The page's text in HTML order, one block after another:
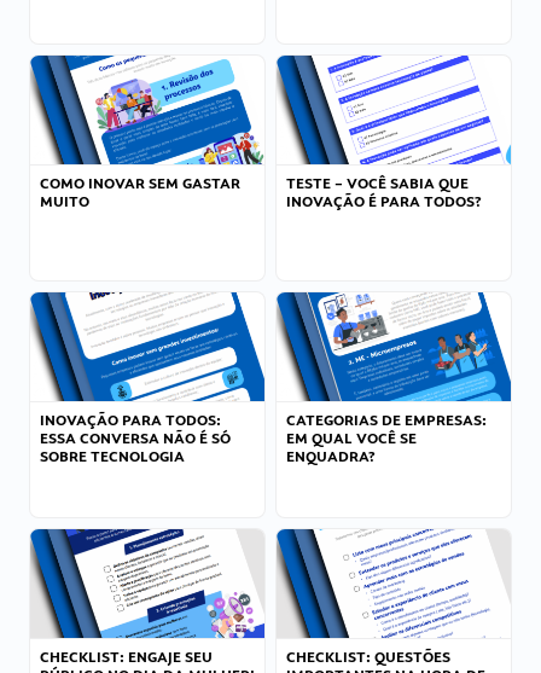
COMO INOVAR SEM GASTAR
MUITO
TESTE – VOCÊ SABIA QUE
INOVAÇÃO É PARA TODOS?
INOVAÇÃO PARA TODOS:
ESSA CONVERSA NÃO É SÓ
SOBRE TECNOLOGIA
CATEGORIAS DE EMPRESAS:
EM QUAL VOCÊ SE
ENQUADRA?
CHECKLIST: ENGAJE SEU
CHECKLIST: QUESTÕES